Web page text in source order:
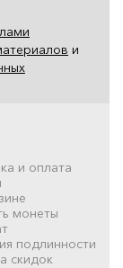
и
и оплата
монеты
подлинности
скидок